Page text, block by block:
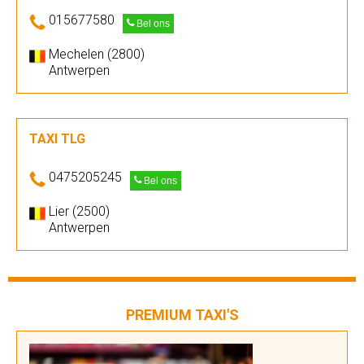
015677580 Bel ons
Mechelen (2800)
Antwerpen
TAXI TLG
0475205245 Bel ons
Lier (2500)
Antwerpen
PREMIUM TAXI'S